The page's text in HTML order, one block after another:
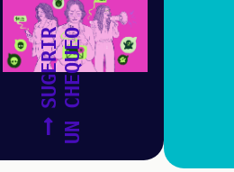
SUGERIRUN CHEQUEO